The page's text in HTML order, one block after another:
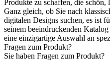
Produkte zu schaffen, die
Ganz gleich, ob Sie nach
digitalen Designs suchen, es ist
seinem beeindruckenden
eine einzigartige Auswahl an
Fragen zum Produkt?
Sie haben Fragen zum Produkt?